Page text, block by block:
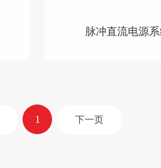
脉冲直流电源
1 下一页